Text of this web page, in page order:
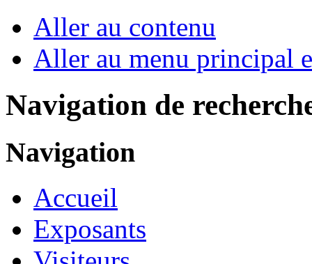
Aller au contenu
Aller au menu principal
Navigation de
Navigation
Accueil
Exposants